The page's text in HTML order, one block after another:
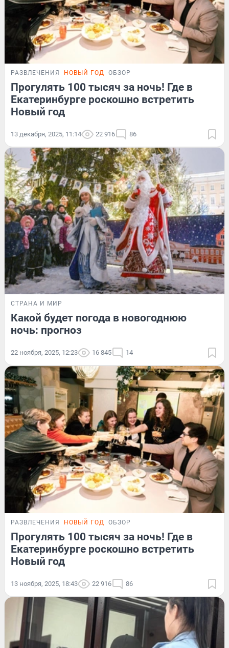
РАЗВЛЕЧЕНИЯ НОВЫЙ ГОД ОБЗОР
Прогулять 100 тысяч за ночь! Где в
Екатеринбурге роскошно встретить
Новый год
13 декабря, 2025, 11:14 22 916 86
СТРАНА И МИР
Какой будет погода в новогоднюю
ночь: прогноз
22 ноября, 2025, 12:23 16 845 14
РАЗВЛЕЧЕНИЯ НОВЫЙ ГОД ОБЗОР
Прогулять 100 тысяч за ночь! Где в
Екатеринбурге роскошно встретить
Новый год
13 ноября, 2025, 18:43 22 916 86